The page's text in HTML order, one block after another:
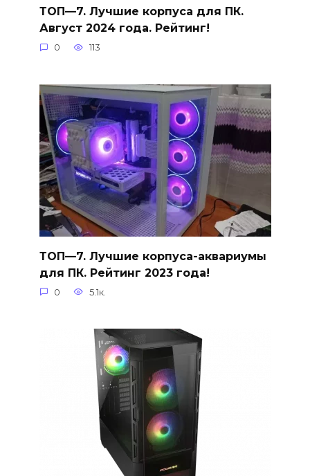
ТОП—7. Лучшие корпуса для ПК.
Август 2024 года. Рейтинг!
0 113
ТОП—7. Лучшие корпуса-аквариумы
для ПК. Рейтинг 2023 года!
0 5.1к.